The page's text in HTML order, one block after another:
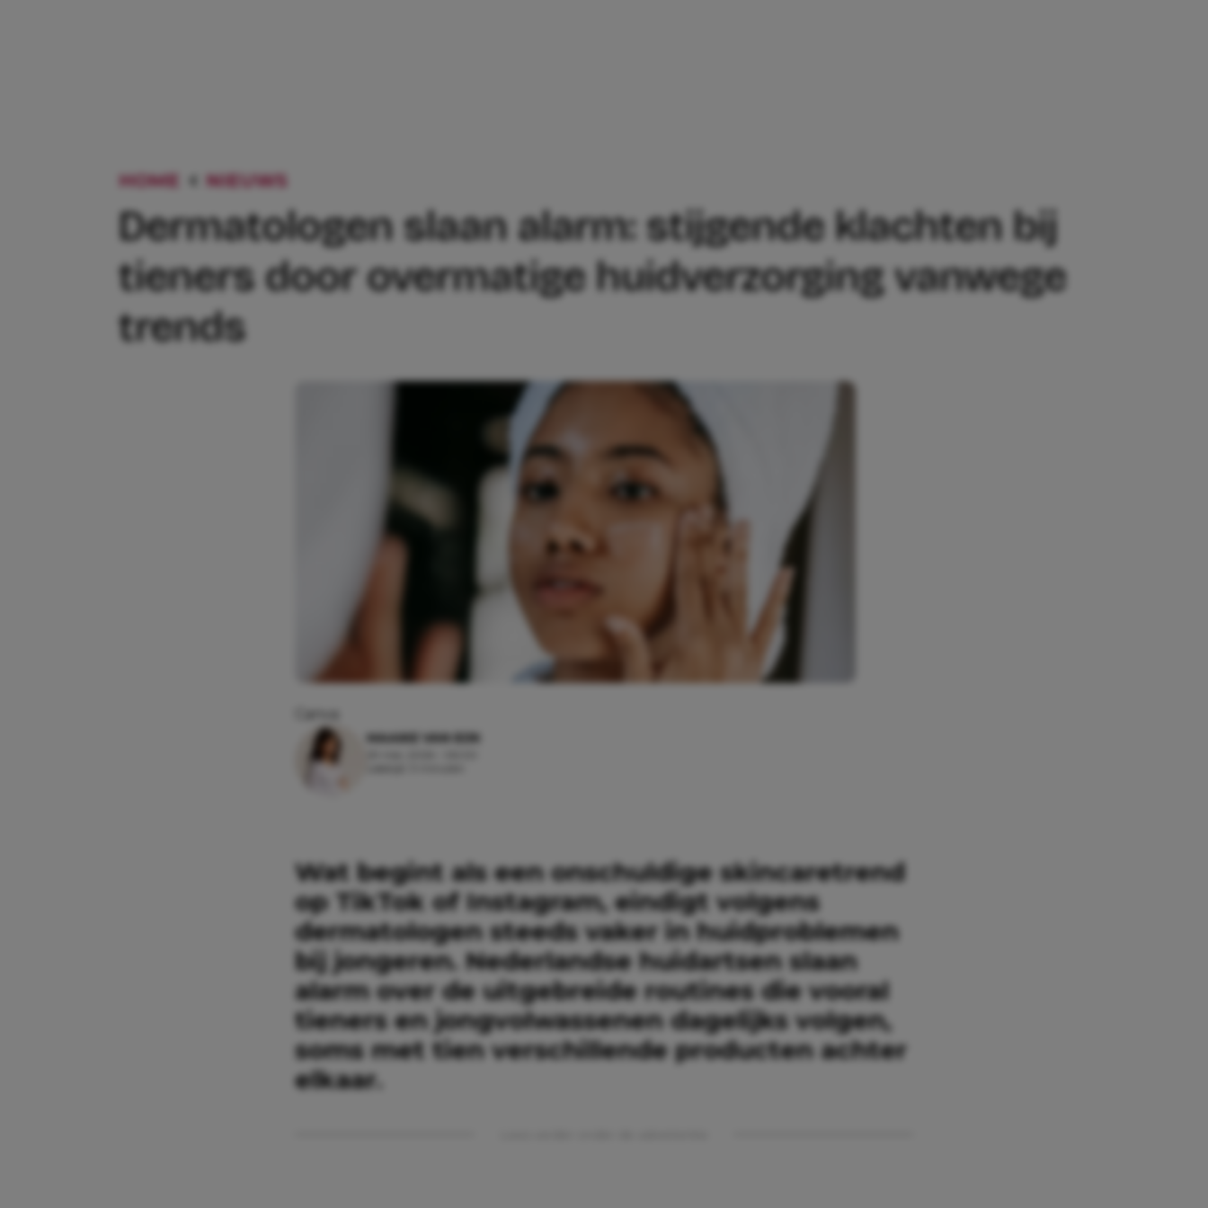
HOME NIEUWS
Dermatologen slaan alarm: stijgende klachten bij
tieners door overmatige huidverzorging vanwege
trends
MAAIKE VAN EIJK
Wat begint als een onschuldige skincaretrend
op TikTok of Instagram, eindigt volgens
dermatologen steeds vaker in huidproblemen
bij jongeren. Nederlandse huidartsen slaan
alarm over de uitgebreide routines die vooral
tieners en jongvolwassenen dagelijks volgen,
soms met tien verschillende producten achter
elkaar.